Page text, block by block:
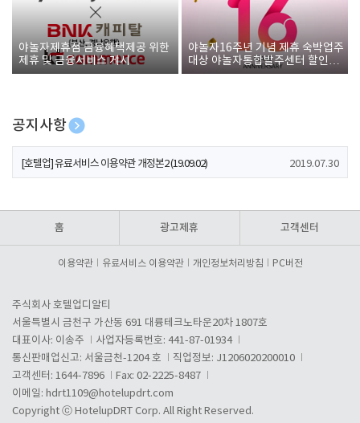
야놀자제휴점 금융혜택제공 위한
제휴 및 금융서비스 게시
야놀자16주년 기념 제휴 숙박업주
대상 야놀자통합발주센터 할인쿠
폰 증정
공지사항
[호텔업] 개인정보 처리방침 개정본1 (19.09.02)
[호텔업] 유료서비스 이용약관 개정본2 (19.09.02) 2019.07.30
홈 광고제휴 고객센터
이용약관 유료서비스 이용약관 개인정보처리방침 PC버전
주식회사 호텔업디알티
서울특별시 금천구 가산동 691 대륭테크노타운20차 1807호
대표이사: 이송주
사업자등록번호: 441-87-01934
통신판매업신고: 서울금천-1204 호
직업정보: J1206020200010
고객센터: 1644-7896
Fax: 02-2225-8487
이메일: hdrt1109@hotelupdrt.com
Copyright ⓒ HotelupDRT Corp. All Right Reserved.